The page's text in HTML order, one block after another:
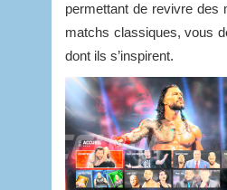
permettant de revivre des
matchs classiques, vous
dont ils s’inspirent.